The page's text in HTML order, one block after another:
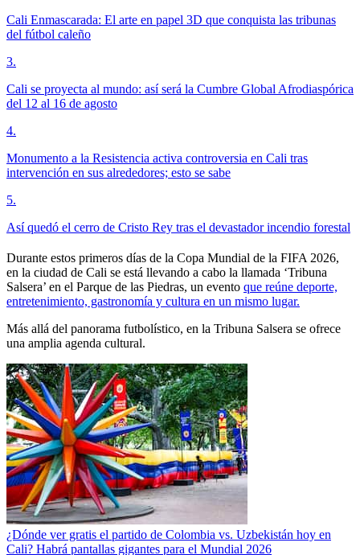
Cali Enmascarada: El arte en papel 3D que conquista las tribunas
del fútbol caleño
3.
Cali se proyecta al mundo: así será la Cumbre Global Afrodiaspórica
del 12 al 16 de agosto
4.
Monumento a la Resistencia activa controversia en Cali tras
intervención en sus alrededores; esto se sabe
5.
Así quedó el cerro de Cristo Rey tras el devastador incendio forestal
Durante estos primeros días de la Copa Mundial de la FIFA 2026,
en la ciudad de Cali se está llevando a cabo la llamada ‘Tribuna
Salsera’ en el Parque de las Piedras, un evento que reúne deporte,
entretenimiento, gastronomía y cultura en un mismo lugar.
Más allá del panorama futbolístico, en la Tribuna Salsera se ofrece
una amplia agenda cultural.
¿Dónde ver gratis el partido de Colombia vs. Uzbekistán hoy en
Cali? Habrá pantallas gigantes para el Mundial 2026